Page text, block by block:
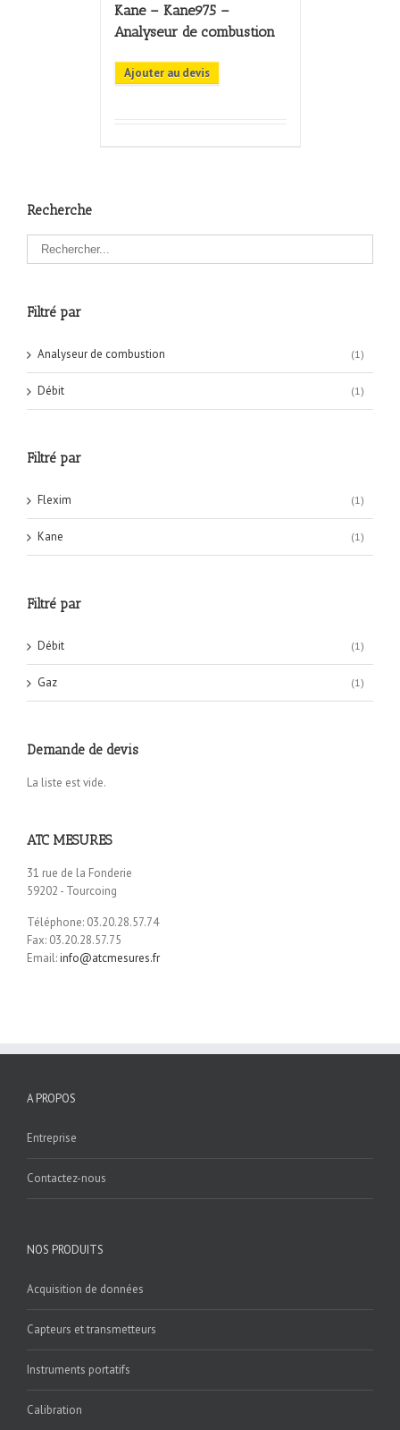
Kane – Kane975 –
Analyseur de combustion
Ajouter au devis
Recherche
Filtré par
Analyseur de combustion (1)
Débit (1)
Filtré par
Flexim (1)
Kane (1)
Filtré par
Débit (1)
Gaz (1)
Demande de devis
La liste est vide.
ATC MESURES
31 rue de la Fonderie
59202 - Tourcoing
Téléphone: 03.20.28.57.74
Fax: 03.20.28.57.75
Email:info@atcmesures.fr
A PROPOS
Entreprise
Contactez-nous
NOS PRODUITS
Acquisition de données
Capteurs et transmetteurs
Instruments portatifs
Calibration